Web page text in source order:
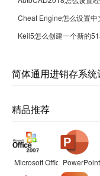
Cheat Engine怎么设置
简体通用进销存系统
精品推荐
Microsoft Office 2007兼容
PowerPoint